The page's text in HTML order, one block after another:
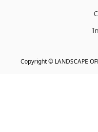
Copyright ©LANDSCAPE